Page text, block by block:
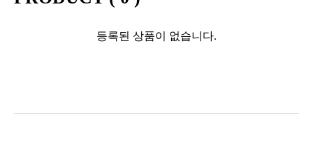
등록된 상품이 없습니다.